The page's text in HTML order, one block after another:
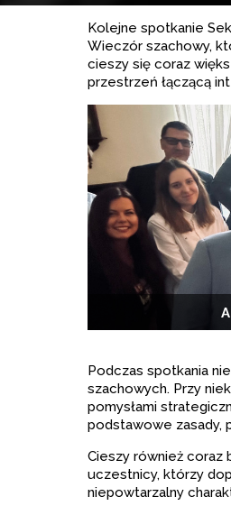
Kolejne spotkanie
Wieczór szachowy,
cieszy się coraz
przestrzeń łączącą
Podczas spotkania
szachowych. Przy
pomysłami
podstawowe zasady,
Cieszy również coraz
uczestnicy, którzy
niepowtarzalny